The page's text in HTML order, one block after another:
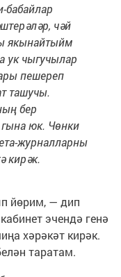
бабайлар
чәй
якынайтыйм
ук чыгучылар
пешереп
ташучы.
бер
юк. Чөнки
журналларны
кирәк.
йөрим, — дип
эчендә генә
хәрәкәт кирәк.
таратам.